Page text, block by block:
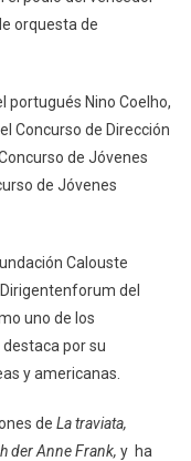
orquesta de
portugués Nino Coelho,
Concurso de Dirección
de Jóvenes
de Jóvenes
Calouste
del
uno de los
por su
y americanas.
de La traviata,
der Anne Frank, y ha